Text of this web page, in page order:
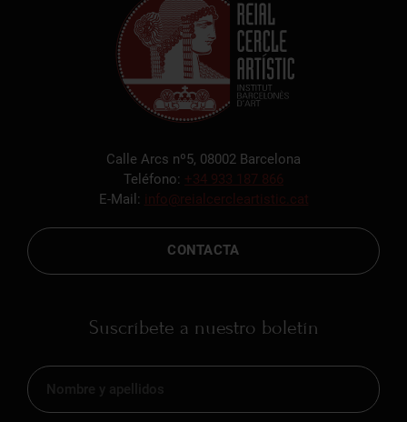
Calle Arcs nº5, 08002 Barcelona
Teléfono: +34 933 187 866
E-Mail: info@reialcercleartistic.cat
CONTACTA
Suscríbete a nuestro boletín